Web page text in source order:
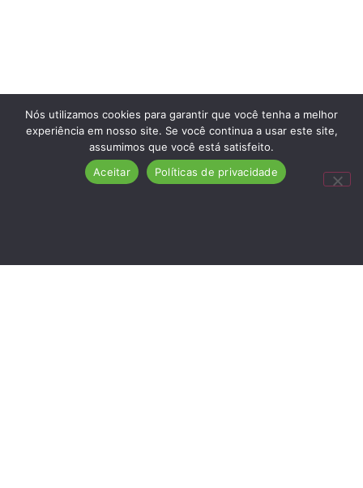
Nós utilizamos cookies para garantir que você tenha a melhor
experiência em nosso site. Se você continua a usar este site,
assumimos que você está satisfeito.
Aceitar
Políticas de privacidade